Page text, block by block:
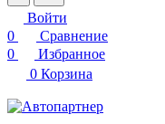
Войти
0
Сравнение
0
Избранное
0 Корзина